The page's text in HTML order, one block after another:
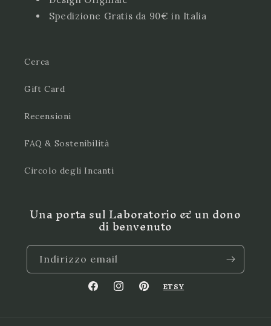
Spedizione Gratis da 90€ in Italia
Cerca
Gift Card
Recensioni
FAQ & Sostenibilità
Circolo degli Incanti
Una porta sul Laboratorio & un dono
di benvenuto
Indirizzo email
FacebookInstagramPinterest
ETSY